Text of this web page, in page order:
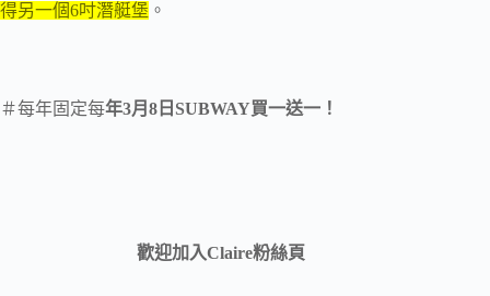
得另一個6吋潛艇堡 。
＃每年固定每年3月8日SUBWAY買一送一！
歡迎加入Claire粉絲頁